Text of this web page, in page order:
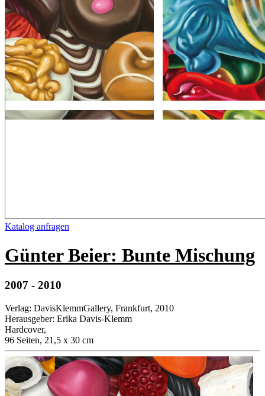
Katalog anfragen
Günter Beier: Bunte Mischung
2007 - 2010
Verlag: DavisKlemmGallery, Frankfurt, 2010
Herausgeber: Erika Davis-Klemm
Hardcover,
96 Seiten, 21,5 x 30 cm